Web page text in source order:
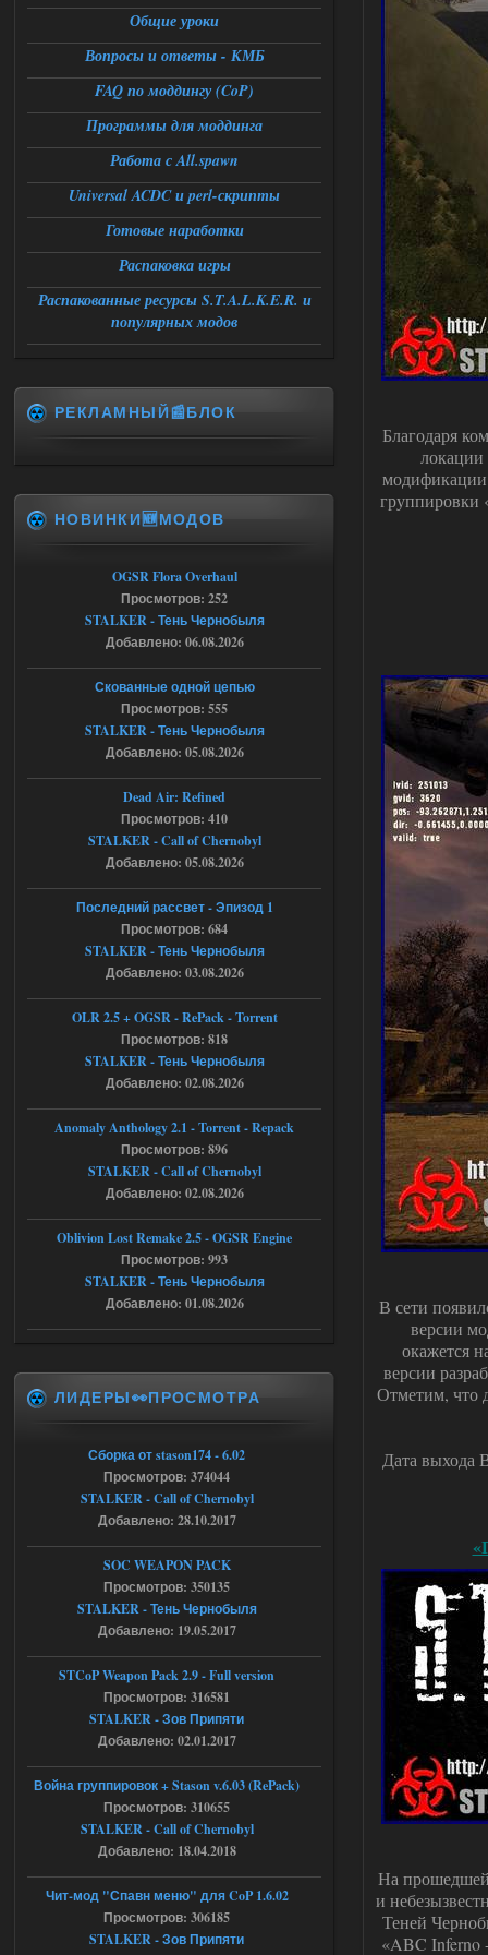
Благодаря
группировки
В сети
версии
окажется
версии
Отметим, что
Дата выхода
На прошедшей
и
Теней
«ABC Inferno
Ответить ➤
06.08.2026
Universal Teleport v2.0
Stalker-Mods-Clan-su
Доступно только для пользователей
Ответить ➤
06.08.2026
Universal Teleport v2.0
DEDULYA-1967
Поставил на чистый сталкер
10006, сразу
вылет [error]Arguments :
Спавнер + Правки + Античит - Dead
City Final
Доступно только для пользователей
Ответить ➤
Спавнер + Правки + Античит - Dead
City Final
Что то не работает спавнер,
все устанавливал по
мануалу......
Ответить ➤
06.08.2026
Игра для сталкера 21-очко
ruslanpyrusov
как изменить макс сумму
ставки в файлах чтобы
ставить больше 1 к
Ответить ➤
05.08.2026
Тайна Зоны - Remaster 2026
Stalker-Mods-Clan-su
Доступно только для пользователей
Ответить ➤
05.08.2026
Тайна Зоны - Remaster 2026
патч я установил после
установки мода, да, ладно,
наверное вы правы придется ожидать
Stalker-Mods-Clan-su
Ответить ➤
05.08.2026
AndreySA
[05.08.26
20:23:10.934] [17468]
FATAL ERROR
[error]Expression : FATAL ERROR
[error]Function :
CScriptEngine::lua_pcall_failed
[error]File : D:\a\OGSR-
Engine\OGSR-
Engine\ogsr_engine\COMMON_AI\scrip
[error]Line : 75
[error]Description :
[CScriptEngine::lua_pcall_failed]: ... -
chernobyl\gamedata\scripts\xr_camper.sc
ript:510: attempt to index local 'manager'
(a nil value)
Вылет после захода в Припять.
05.08.2026
Скованные одной цепью
Общие уроки
Вопросы и ответы - КМБ
FAQ по моддингу (CoP)
Программы для моддинга
Работа с All.spawn
Universal ACDC и perl-скрипты
Готовые наработки
Распаковка игры
Распакованные ресурсы S.T.A.L.K.E.R. и
популярных модов
РЕКЛАМНЫЙ📰БЛОК
НОВИНКИ🆕МОДОВ
OGSR Flora Overhaul
Просмотров: 252
STALKER - Тень Чернобыля
Добавлено: 06.08.2026
Скованные одной цепью
Просмотров: 555
STALKER - Тень Чернобыля
Добавлено: 05.08.2026
Dead Air: Refined
Просмотров: 410
STALKER - Call of Chernobyl
Добавлено: 05.08.2026
Последний рассвет - Эпизод 1
Просмотров: 684
STALKER - Тень Чернобыля
Добавлено: 03.08.2026
OLR 2.5 + OGSR - RePack - Torrent
Просмотров: 818
STALKER - Тень Чернобыля
Добавлено: 02.08.2026
Anomaly Anthology 2.1 - Torrent - Repack
Просмотров: 896
STALKER - Call of Chernobyl
Добавлено: 02.08.2026
Oblivion Lost Remake 2.5 - OGSR Engine
Просмотров: 993
STALKER - Тень Чернобыля
Добавлено: 01.08.2026
ЛИДЕРЫ👀ПРОСМОТРА
Сборка от stason174 - 6.02
Просмотров: 374044
STALKER - Call of Chernobyl
Добавлено: 28.10.2017
SOC WEAPON PACK
Просмотров: 350135
STALKER - Тень Чернобыля
Добавлено: 19.05.2017
STCoP Weapon Pack 2.9 - Full version
Просмотров: 316581
STALKER - Зов Припяти
Добавлено: 02.01.2017
Война группировок + Stason v.6.03 (RePack)
Просмотров: 310655
STALKER - Call of Chernobyl
Добавлено: 18.04.2018
Чит-мод "Спавн меню" для CoP 1.6.02
Просмотров: 306185
STALKER - Зов Припяти